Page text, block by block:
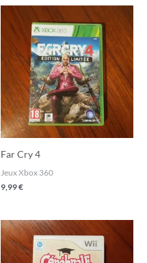
Far Cry 4
Jeux Xbox 360
9,99€